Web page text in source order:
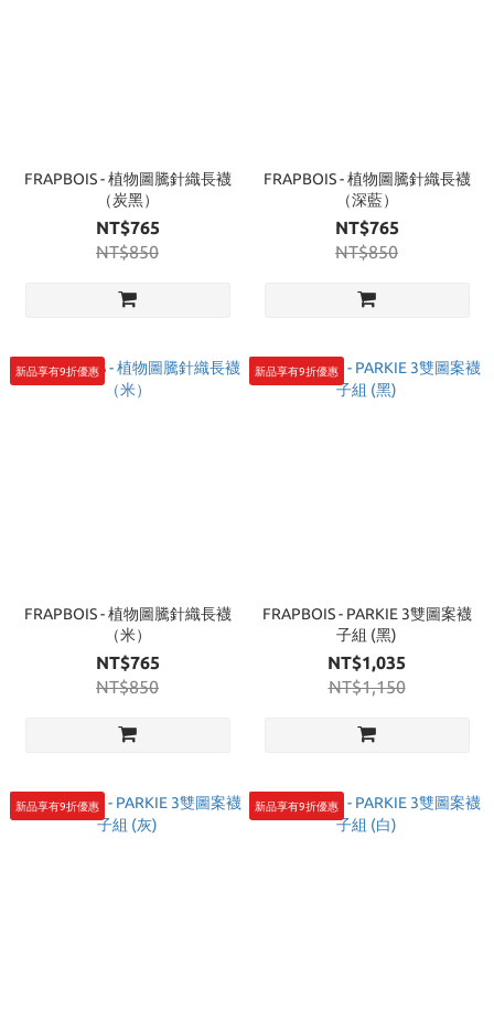
FRAPBOIS - 植物圖騰針織長襪
（炭黑）
NT$765
NT$850
FRAPBOIS - 植物圖騰針織長襪
（深藍）
NT$765
NT$850
新品享有9折優惠
FRAPBOIS - 植物圖騰針織長襪
（米）
NT$765
NT$850
新品享有9折優惠
FRAPBOIS - PARKIE 3雙圖案襪
子組 (黑)
NT$1,035
NT$1,150
新品享有9折優惠 新品享有9折優惠